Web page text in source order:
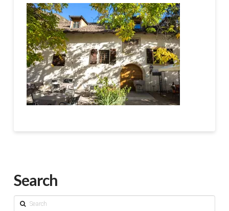
Search
Search